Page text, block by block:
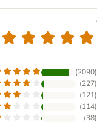
(2090)
(227)
(121)
(114)
(38)